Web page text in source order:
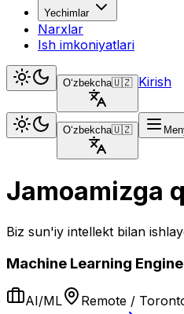
Yechimlar
Narxlar
Ish imkoniyatlari
Oʻzbekcha🇺🇿 Kirish
Oʻzbekcha🇺🇿
Jamoamizga
Biz sun'iy intellekt bilan
Machine Learning
AI/ML
Remote /